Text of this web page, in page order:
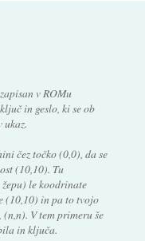
v ROMu
in geslo, ki se ob
čez točko (0,0), da se
(10,10). Tu
le koodrinate
(10,10) in pa to tvojo
V tem primeru še
in ključa.